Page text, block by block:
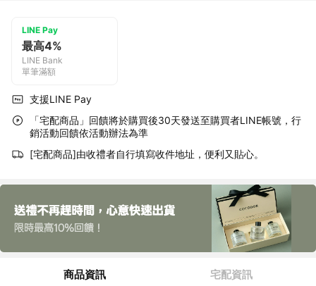
LINE Pay
最高4%
LINE Bank
單筆滿額
支援LINE Pay
「宅配商品」回饋將於購買後30天發送至購買者LINE帳號，行
銷活動回饋依活動辦法為準
[宅配商品]由收禮者自行填寫收件地址，便利又貼心。
商品資訊 宅配資訊